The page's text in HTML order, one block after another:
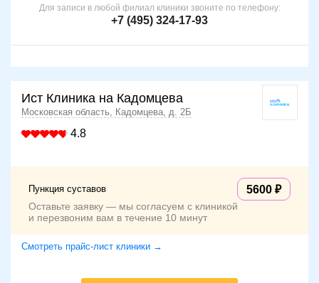
Для записи в любой филиал клиники звоните по телефону:
+7 (495) 324-17-93
Ист Клиника на Кадомцева
Московская область, Кадомцева, д. 2Б
4.8
Пункция суставов 5600
Оставьте заявку — мы согласуем с клиникой
и перезвоним вам в течение 10 минут
Смотреть прайс-лист клиники →